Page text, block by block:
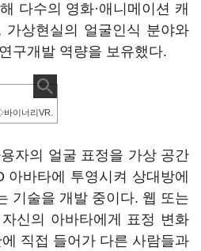
다수의 영화·애니메이션 캐
가상현실의 얼굴인식 분야와
구개발 역량을 보유했다.
이너리VR.
자의 얼굴 표정을 가상 공간
아바타에 투영시켜 상대방에
기술을 개발 중이다. 웹 또는
신의 아바타에게 표정 변화
직접 들어가 다른 사람들과